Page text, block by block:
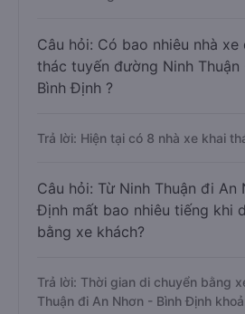
Trả lời: Vé xe rẻ nhất có mức giá
nhà xe Trung Hòa.
thác tuyến đường Ninh Thuận
Trả lời: Hiện tại có 8 nhà xe khai
Định mất bao nhiêu tiếng khi
bằng xe khách?